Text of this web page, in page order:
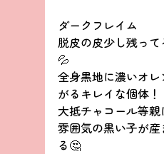
ダークフレイム
脱皮の皮少し残っ
💦
全身黒地に濃いオ
がるキレイな個体！
大抵チャコール等
雰囲気の黒い子が
る🤔